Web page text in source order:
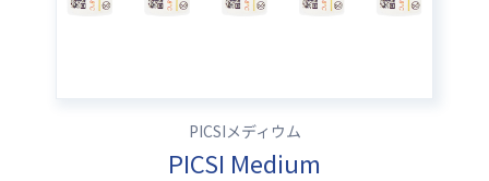
PICSIメディウム
PICSI Medium